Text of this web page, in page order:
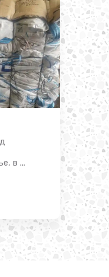
в ...